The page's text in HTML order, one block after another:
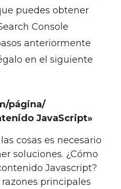
puedes obtener
Console
anteriormente
en el siguiente
página/
JavaScript»
cosas es necesario
soluciones. ¿Cómo
Javascript?
principales